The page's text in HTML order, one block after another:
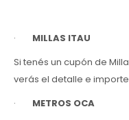
· MILLAS ITAU
Si tenés un cupón de
verás el detalle e
· METROS OCA